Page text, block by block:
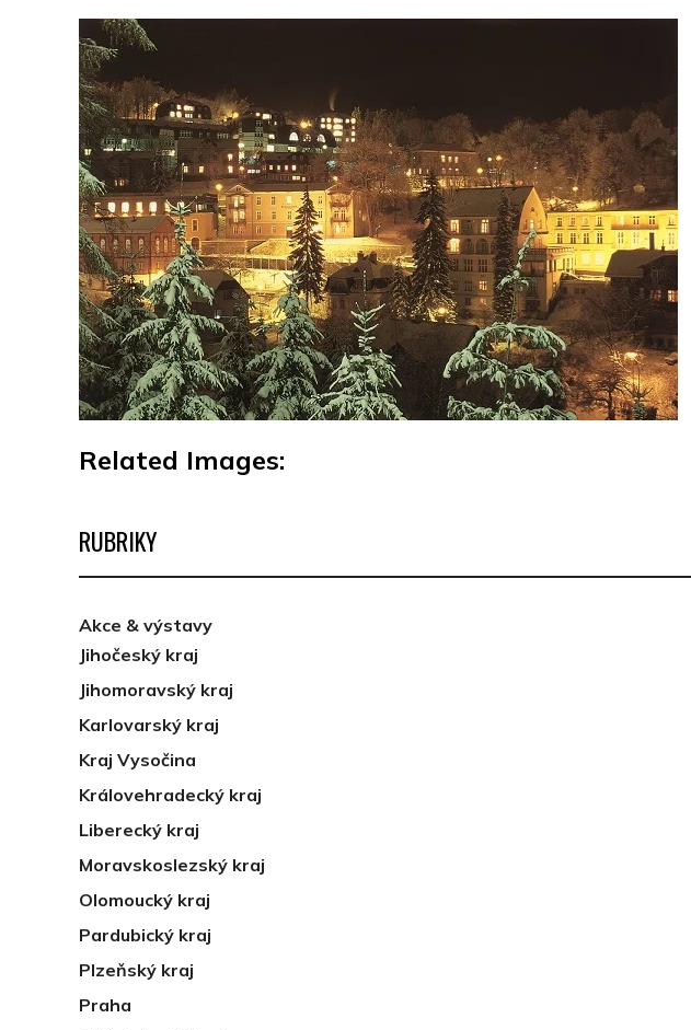
Related Images:
RUBRIKY
Akce & výstavy
Jihočeský kraj
Jihomoravský kraj
Karlovarský kraj
Kraj Vysočina
Královehradecký kraj
Liberecký kraj
Moravskoslezský kraj
Olomoucký kraj
Pardubický kraj
Plzeňský kraj
Praha